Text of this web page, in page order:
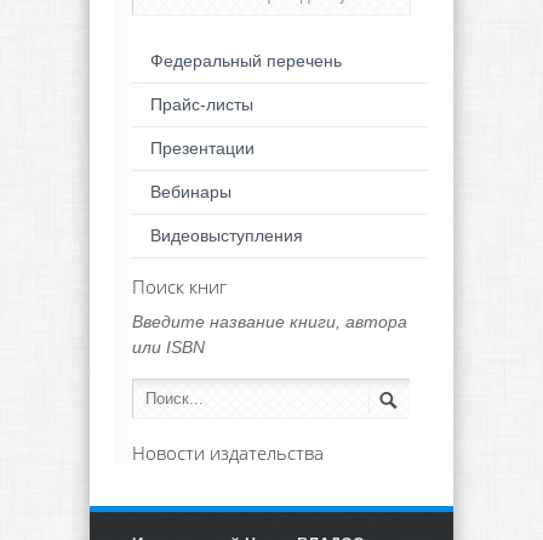
Федеральный перечень
Прайс-листы
Презентации
Вебинары
Видеовыступления
Поиск книг
Введите название книги, автора
или ISBN
Новости издательства